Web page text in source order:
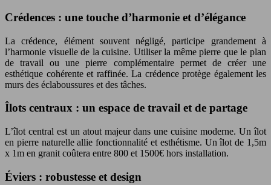
Crédences : une touche d’harmonie et d’élégance
La crédence, élément souvent négligé, participe grandement à
l’harmonie visuelle de la cuisine. Utiliser la même pierre que le plan
de travail ou une pierre complémentaire permet de créer une
esthétique cohérente et raffinée. La crédence protège également les
murs des éclaboussures et des tâches.
Îlots centraux : un espace de travail et de partage
L’îlot central est un atout majeur dans une cuisine moderne. Un îlot
en pierre naturelle allie fonctionnalité et esthétisme. Un îlot de 1,5m
x 1m en granit coûtera entre 800 et 1500€ hors installation.
Éviers : robustesse et design